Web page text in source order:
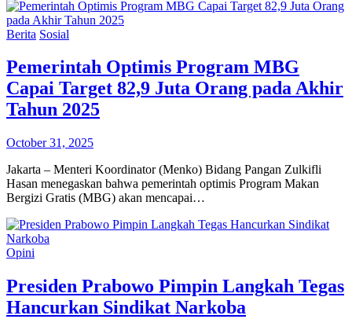
Berita Sosial
Pemerintah Optimis Program MBG
Capai Target 82,9 Juta Orang pada Akhir
Tahun 2025
October 31, 2025
Jakarta – Menteri Koordinator (Menko) Bidang Pangan Zulkifli
Hasan menegaskan bahwa pemerintah optimis Program Makan
Bergizi Gratis (MBG) akan mencapai…
Opini
Presiden Prabowo Pimpin Langkah Tegas
Hancurkan Sindikat Narkoba